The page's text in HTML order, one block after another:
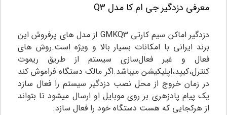
معرفی دزدگیر جی ام کا مدل Q3
دزدگیر اماکن سیم کارتی GMKQ3 از مدل های پرفروش این
برند ایرانی با امکانات بسیار بالا و ویژه است.روش های
فعال و غیر فعال‌سازی سیستم از طریق ریموت
کنترل،کیپد،اپلیکیشن میباشد.اگر مالک دستگاه فراموش کند
در زمان خروج از محل نصب دزدگیر سیستم را فعال سازد
یک پیام پادزهری بر روی موبایل او ارسال میشود تا بتواند
از هرکجایی که هست دستگاه خود را فعال سازد.